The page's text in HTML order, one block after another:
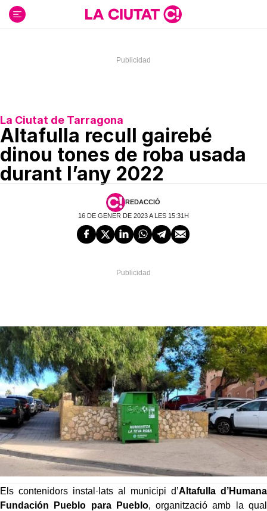
contenido
La Ciutat de Tarragona
Altafulla recull gairebé
dinou tones de roba usada
durant l’any 2022
REDACCIÓ
16 DE GENER DE 2023 A LES 15:31H
Els contenidors instal·lats al municipi d’Altafulla d’Humana
Fundación Pueblo para Pueblo, organització amb la qual